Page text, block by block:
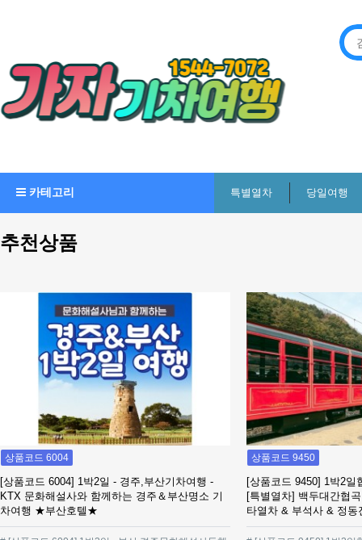
카테고리 특별열차 당일여행
추천상품
상품코드 6004
[상품코드 6004] 1박2일 - 경주,부산기차여행 -
KTX 문화해설사와 함께하는 경주＆부산명소 기
차여행 ★부산호텔★
상품코드 9450
[상품코드 9450] 1박2일
[특별열차] 백두대간협
타열차 & 부석사 & 정동